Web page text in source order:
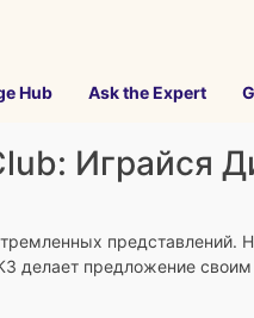
Hub Ask the Expert
Играйся
делает предложение